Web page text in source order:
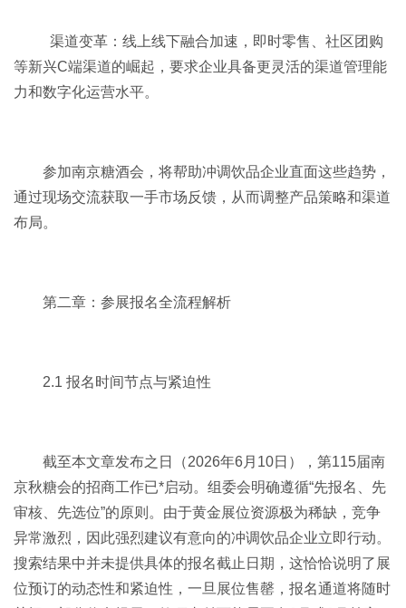
渠道变革：线上线下融合加速，即时零售、社区团购
等新兴C端渠道的崛起，要求企业具备更灵活的渠道管理能
力和数字化运营水平。
参加南京糖酒会，将帮助冲调饮品企业直面这些趋势，
通过现场交流获取一手市场反馈，从而调整产品策略和渠道
布局。
第二章：参展报名全流程解析
2.1 报名时间节点与紧迫性
截至本文章发布之日（2026年6月10日），第115届南
京秋糖会的招商工作已*启动。组委会明确遵循“先报名、先
审核、先选位”的原则。由于黄金展位资源极为稀缺，竞争
异常激烈，因此强烈建议有意向的冲调饮品企业立即行动。
搜索结果中并未提供具体的报名截止日期，这恰恰说明了展
位预订的动态性和紧迫性，一旦展位售罄，报名通道将随时